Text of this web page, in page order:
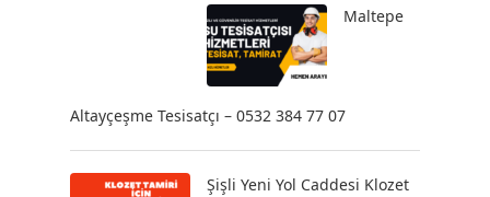
Maltepe
Altayçeşme Tesisatçı – 0532 384 77 07
Şişli Yeni Yol Caddesi Klozet